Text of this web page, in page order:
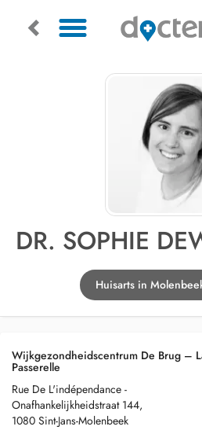
DR. SOPHIE
Huisarts in
Wijkgezondheidscentrum De Brug –
Passerelle
Rue De L'indépendance -
Onafhankelijkheidstraat 144,
1080 Sint-Jans-Molenbeek